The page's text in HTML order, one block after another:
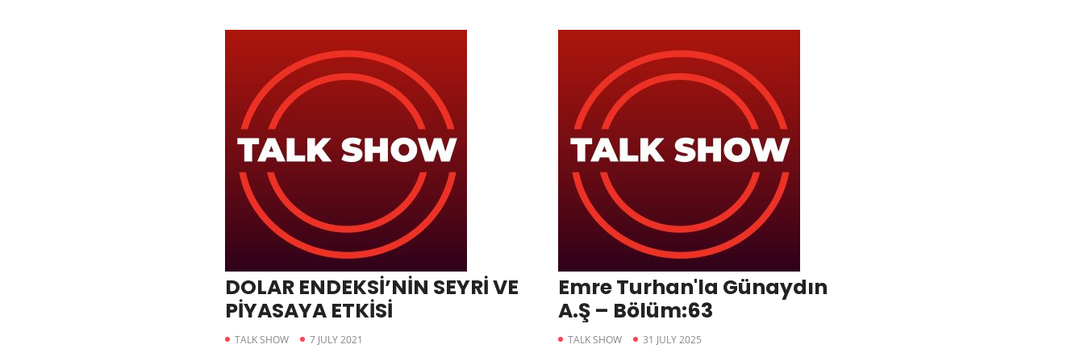
DOLAR ENDEKSİ’NİN SEYRİ VE
PİYASAYA ETKİSİ
TALK SHOW 7 JULY 2021
Emre Turhan'la Günaydın
A.Ş – Bölüm:63
TALK SHOW 31 JULY 2025